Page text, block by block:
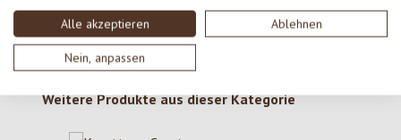
Alle akzeptieren Ablehnen
Nein, anpassen
Produktgalerie überspringen
Weitere Produkte aus dieser Kategorie